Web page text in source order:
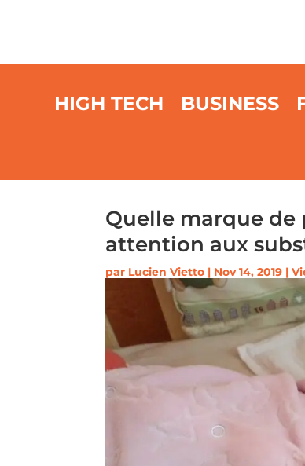
HIGH TECH BUSINESS
Quelle marque
attention aux
par Lucien Vietto | Nov 14, 2019 |